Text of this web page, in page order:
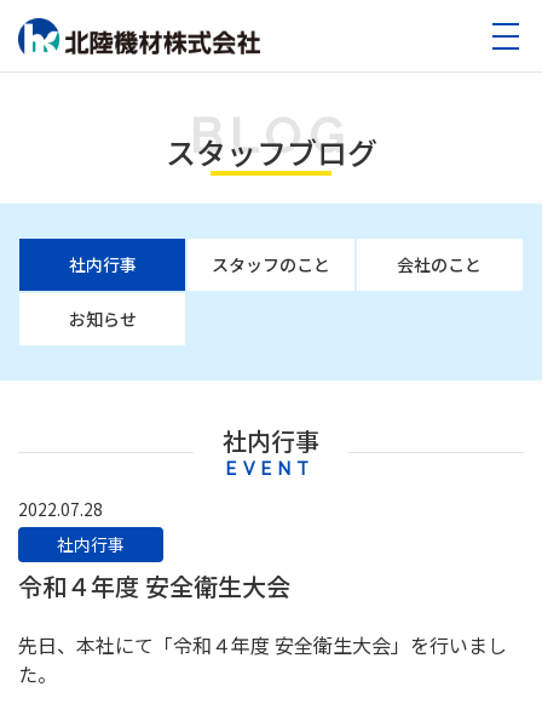
スタッフブログ
BLOG
社内行事 スタッフのこと 会社のこと
お知らせ
社内行事
EVENT
2022.07.28
社内行事
令和４年度 安全衛生大会
先日、本社にて「令和４年度 安全衛生大会」を行いまし
た。